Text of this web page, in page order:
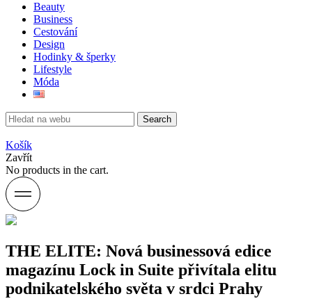
Beauty
Business
Cestování
Design
Hodinky & šperky
Lifestyle
Móda
Search
Košík
Zavřít
No products in the cart.
THE ELITE: Nová businessová edice
magazínu Lock in Suite přivítala elitu
podnikatelského světa v srdci Prahy